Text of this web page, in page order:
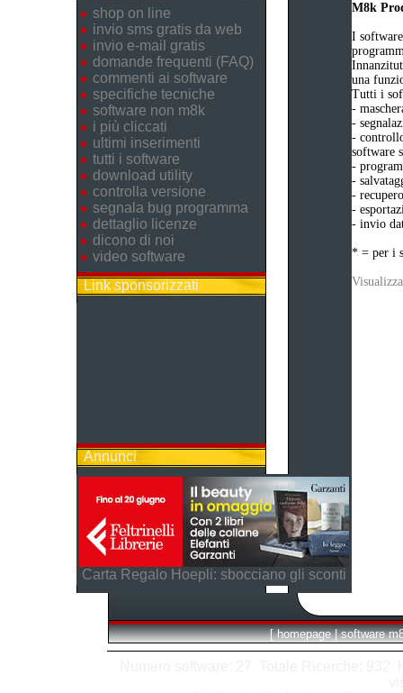
shop on line
invio sms gratis da web
invio e-mail gratis
domande frequenti (FAQ)
commenti ai software
specifiche tecniche
software non m8k
i più cliccati
ultimi inserimenti
tutti i software
download utility
controlla versione
segnala bug programma
dettaglio licenze
dicono di noi
video software
Link sponsorizzati
Annunci
Carta Regalo Hoepli: sbocciano gli sconti
M8k
I
una
Tutti i
-
-
-
software
-
-
-
-
- invio
* = per i
[ homepage | software